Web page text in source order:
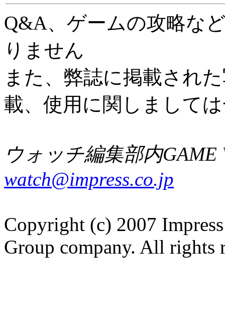
Q&A、ゲームの攻略な
りません
また、弊誌に掲載され
載、使用に関しまして
ウォッチ編集部内GAME
watch@impress.co.jp
Copyright (c) 2007
Group company. All rights